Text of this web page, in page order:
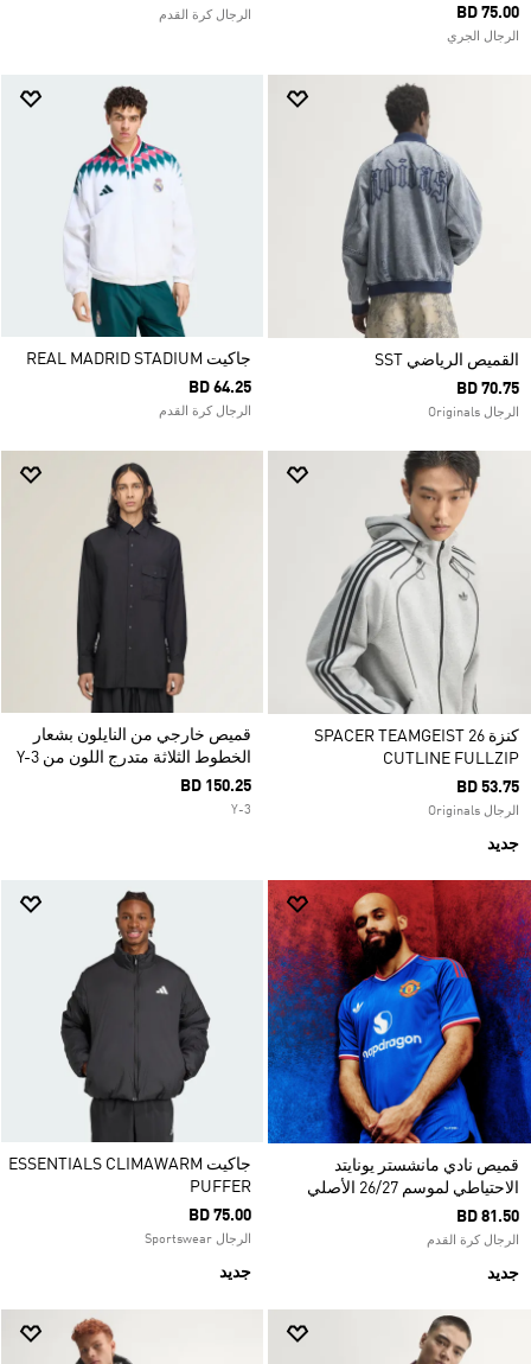
BD 75.00
الرجال الجري
الرجال كرة القدم
القميص الرياضي SST
BD 70.75
الرجال Originals
جاكيت REAL MADRID STADIUM
BD 64.25
الرجال كرة القدم
كنزة SPACER TEAMGEIST 26
CUTLINE FULLZIP
BD 53.75
الرجال Originals
جديد
قميص خارجي من النايلون بشعار
الخطوط الثلاثة متدرج اللون من Y-3
BD 150.25
Y-3
قميص نادي مانشستر يونايتد
الاحتياطي لموسم 26/27 الأصلي
BD 81.50
الرجال كرة القدم
جديد
جاكيت ESSENTIALS CLIMAWARM
PUFFER
BD 75.00
الرجال Sportswear
جديد